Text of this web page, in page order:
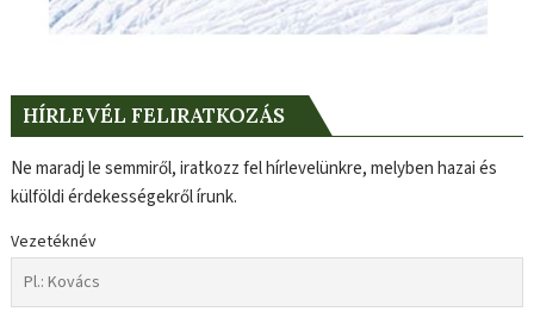
HÍRLEVÉL FELIRATKOZÁS
Ne maradj le semmiről, iratkozz fel hírlevelünkre, melyben hazai és
külföldi érdekességekről írunk.
Vezetéknév